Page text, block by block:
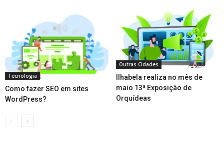
Tecnologia
Como fazer SEO em sites
WordPress?
Outras Cidades
Ilhabela realiza no mês de
maio 13ª Exposição de
Orquídeas